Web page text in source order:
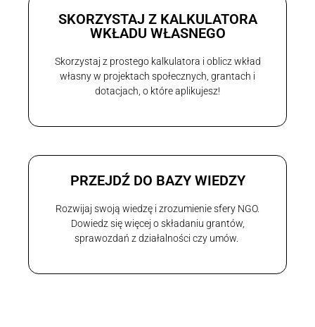
SKORZYSTAJ Z KALKULATORA
WKŁADU WŁASNEGO
Skorzystaj z prostego kalkulatora i oblicz wkład
własny w projektach społecznych, grantach i
dotacjach, o które aplikujesz!
PRZEJDŹ DO BAZY WIEDZY
Rozwijaj swoją wiedzę i zrozumienie sfery NGO.
Dowiedz się więcej o składaniu grantów,
sprawozdań z działalności czy umów.